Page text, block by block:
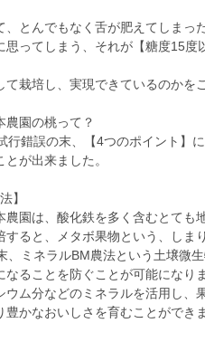
とんでもなく舌が肥えてしまっ
思ってしまう、それが【糖度15度
て栽培し、実現できているのかを
農園の桃って？
行錯誤の末、【4つのポイント】
が出来ました。
】
農園は、酸化鉄を多く含むとても
すると、メタボ果物という、しま
、ミネラルBM農法という土壌微
なることを防ぐことが可能になり
ウム分などのミネラルを活用し、
豊かなおいしさを育むことができ